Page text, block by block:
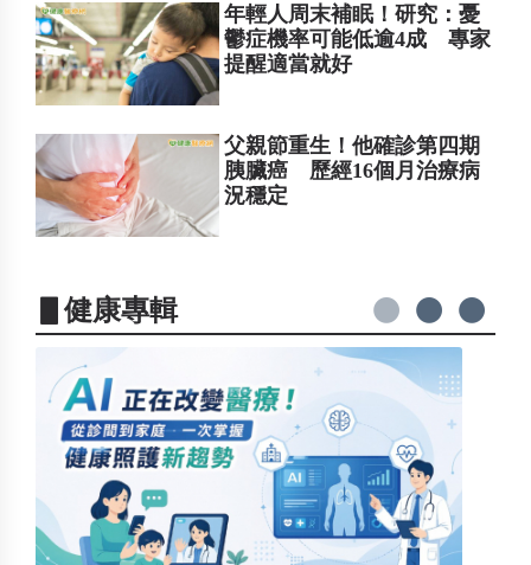
年輕人周末補眠！研究：憂
鬱症機率可能低逾4成 專家
提醒適當就好
父親節重生！他確診第四期
胰臟癌 歷經16個月治療病
況穩定
▋健康專輯